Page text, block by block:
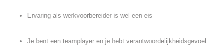
Ervaring als werkvoorbereider is wel een eis
Je bent een teamplayer en je hebt verantwoordelijkheidsgevoel